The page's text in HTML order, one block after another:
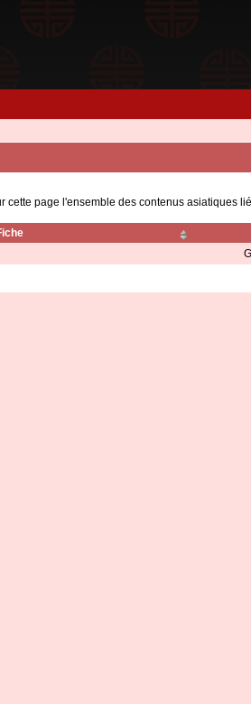
cette page l'ensemble des contenus asiatiques